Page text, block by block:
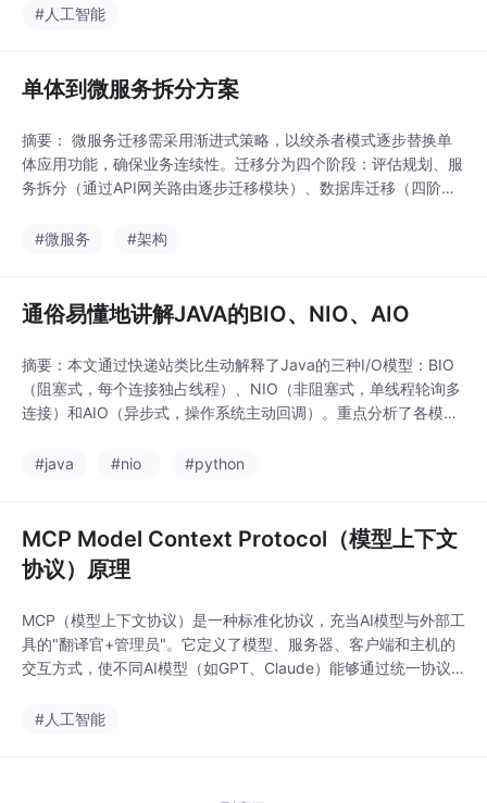
询出这个学生对象，在
上部署Qwen3模型的步骤，包括安装、运行和HTTP接口调用方
#人工智能
单体到微服务拆分方案
摘要： 微服务迁移需采用渐进式策略，以绞杀者模式逐步替换单
体应用功能，确保业务连续性。迁移分为四个阶段：评估规划、服
务拆分（通过API网关路由逐步迁移模块）、数据库迁移（四阶段
键挑战是解决拆分后的数据耦合问题，推荐四种策略：API组合
#微服务 #架构
通俗易懂地讲解JAVA的BIO、NIO、AIO
摘要：本文通过快递站类比生动解释了Java的三种I/O模型：BIO
（阻塞式，每个连接独占线程）、NIO（非阻塞式，单线程轮询多
连接）和AIO（异步式，操作系统主动回调）。重点分析了各模型
性能但编程复杂；AIO真正异步但JDK支持有限。文章还同步对比
#java #nio #python
MCP Model Context Protocol（模型上下文
协议）原理
MCP（模型上下文协议）是一种标准化协议，充当AI模型与外部工
具的"翻译官+管理员"。它定义了模型、服务器、客户端和主机的
交互方式，使不同AI模型（如GPT、Claude）能够通过统一协议
异步调用循环等机制工作，具有标准化、扩展性强和安全可控等优
#人工智能